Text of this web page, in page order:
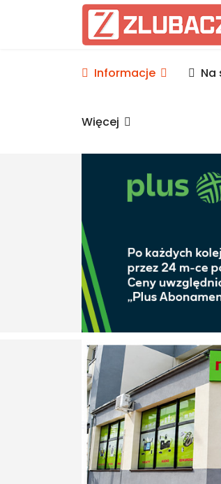
Informacje
Informacje Na
Więcej